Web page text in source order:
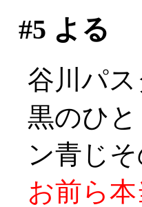
#5 よる
谷川パ
黒のひ
ン青じそ
お前ら